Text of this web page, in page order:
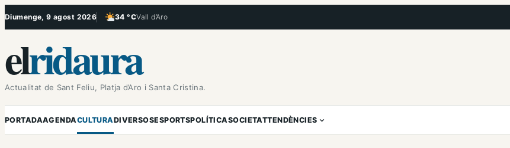
Vés
Diumenge, 9 agost 2026 34 °CVall d’Aro
, Poc ennuvolat
elridaura
Actualitat de Sant Feliu, Platja d’Aro i Santa Cristina.
PORTADAAGENDACULTURADIVERSOSESPORTSPOLÍTICASOCIETATTENDÈNCIES